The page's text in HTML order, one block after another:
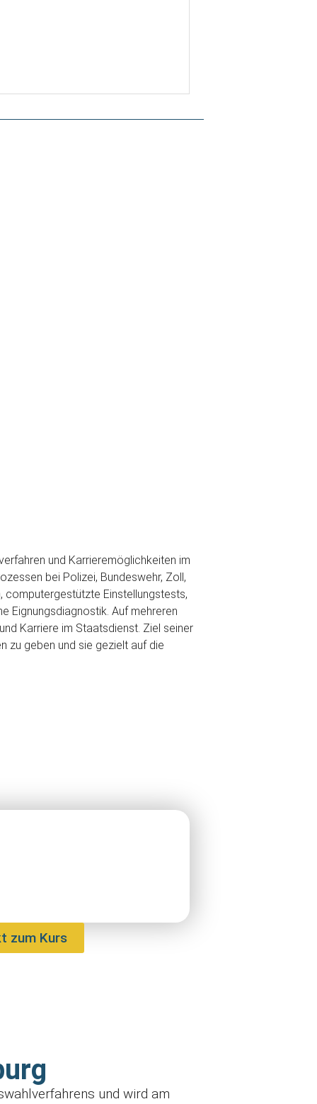
und Karrieremöglichkeiten im
bei Polizei, Bundeswehr, Zoll,
computergestützte Einstellungstests,
Eignungsdiagnostik. Auf mehreren
Karriere im Staatsdienst. Ziel seiner
zu geben und sie gezielt auf die
zum Kurs
und wird am